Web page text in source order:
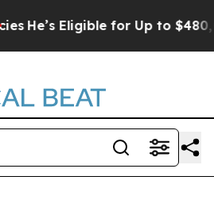
He’s Eligible for Up to